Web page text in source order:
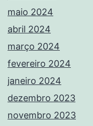
maio 2024
abril 2024
março 2024
fevereiro 2024
janeiro 2024
dezembro 2023
novembro 2023